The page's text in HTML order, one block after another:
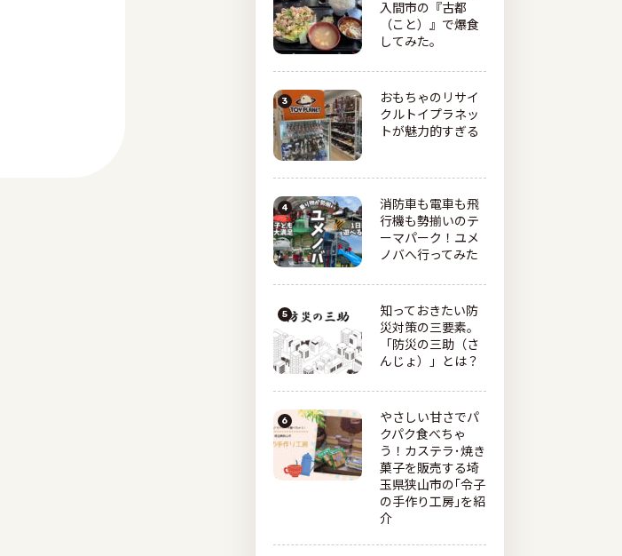
入間市の『古都
（こと）』で爆食
してみた。
おもちゃのリサイ
クルトイプラネッ
トが魅力的すぎる
消防車も電車も飛
行機も勢揃いのテ
ーマパーク！ユメ
ノバへ行ってみた
知っておきたい防
災対策の三要素。
「防災の三助（さ
んじょ）」とは？
やさしい甘さでパ
クパク食べちゃ
う！カステラ･焼き
菓子を販売する埼
玉県狭山市の｢令子
の手作り工房｣を紹
介